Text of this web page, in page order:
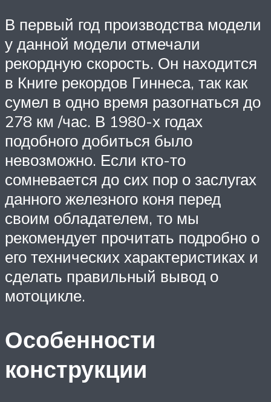
В первый год производства модели
у данной модели отмечали
рекордную скорость. Он находится
в Книге рекордов Гиннеса, так как
сумел в одно время разогнаться до
278 км /час. В 1980-х годах
подобного добиться было
невозможно. Если кто-то
сомневается до сих пор о заслугах
данного железного коня перед
своим обладателем, то мы
рекомендует прочитать подробно о
его технических характеристиках и
сделать правильный вывод о
мотоцикле.
Особенности
конструкции